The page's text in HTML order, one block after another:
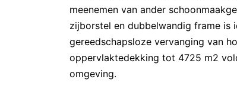
meenemen van ander
zijborstel en dubbelwandig frame is
gereedschapsloze vervanging van
oppervlaktedekking tot 4725 m2
omgeving.